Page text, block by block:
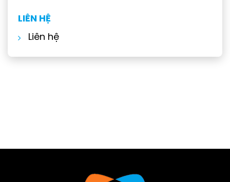
LIÊN HỆ
Liên hệ